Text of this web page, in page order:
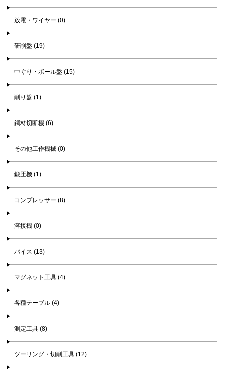
放電・ワイヤー (0)
研削盤 (19)
中ぐり・ボール盤 (15)
削り盤 (1)
鋼材切断機 (6)
その他工作機械 (0)
鍛圧機 (1)
コンプレッサー (8)
溶接機 (0)
バイス (13)
マグネット工具 (4)
各種テーブル (4)
測定工具 (8)
ツーリング・切削工具 (12)